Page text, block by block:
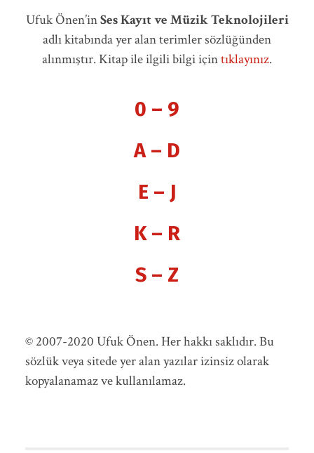
Ufuk Önen’inSes Kayıt ve Müzik Teknolojileri
adlı kitabında yer alan terimler sözlüğünden
alınmıştır. Kitap ile ilgili bilgi içintıklayınız.
0 – 9
A – D
E – J
K – R
S – Z
© 2007-2020 Ufuk Önen. Her hakkı saklıdır. Bu
sözlük veya sitede yer alan yazılar izinsiz olarak
kopyalanamaz ve kullanılamaz.